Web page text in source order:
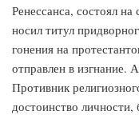
Ренессанса, состоял на
носил титул
гонения на
отправлен в изгнание.
Противник
достоинство